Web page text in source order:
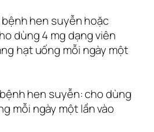
hen suyễn hoặc
dùng 4 mg dạng viên
hạt uống mỗi ngày một
hen suyễn: cho dùng
mỗi ngày một lần vào